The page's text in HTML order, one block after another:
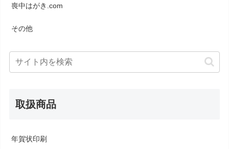
喪中はがき.com
その他
取扱商品
年賀状印刷